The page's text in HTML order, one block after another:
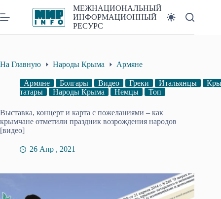
к
сути
МЕЖНАЦИОНАЛЬНЫЙ
ИНФОРМАЦИОННЫЙ
РЕСУРС
На Главную Народы Крыма Армяне
Армяне Болгары Видео Греки Итальянцы
татары
Народы Крыма Немцы Топ
Выставка, концерт и карта с пожеланиями – как
крымчане отметили праздник возрождения народов
[видео]
26 Апр , 2021